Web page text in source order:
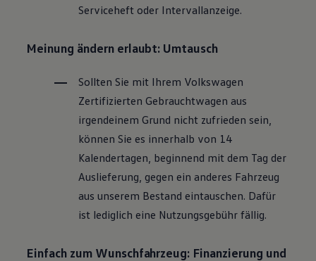
Magazin
Familie
Volkswagen R
Pannen- und Unfallhilfe
Volkswagen Kundenbetreuung
Serviceheft oder Intervallanzeige.
Meinung ändern erlaubt: Umtausch
Sollten Sie mit Ihrem Volkswagen
Zertifizierten Gebrauchtwagen aus
irgendeinem Grund nicht zufrieden sein,
können Sie es innerhalb von 14
Kalendertagen, beginnend mit dem Tag der
Auslieferung, gegen ein anderes Fahrzeug
aus unserem Bestand eintauschen. Dafür
ist lediglich eine Nutzungsgebühr fällig.
Einfach zum Wunschfahrzeug: Finanzierung und